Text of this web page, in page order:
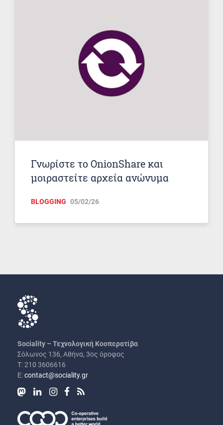
Γνωρίστε το OnionShare και
μοιραστείτε αρχεία ανώνυμα
BLOGGING 05/02/26
Sociality – Τεχνολογική Κοοπερατίβα
Σόλωνος 136, Αθήνα, 3ος όροφος
Τ: 210 3606616
Ε:contact@sociality.gr